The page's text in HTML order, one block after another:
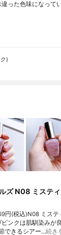
った色味になって
)
ズ N08 ミステ
円(税込)N08 ミステ
ンクは肌馴染みが
できるシアー…続き